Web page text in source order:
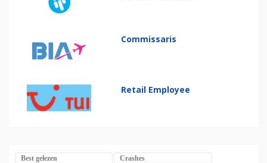
Commissaris
Retail Employee
Best gelezen Crashes